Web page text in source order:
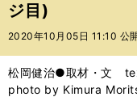
テ
ー
バ
ジ目)
2020年10月05日 11:10 公
松岡健治●取材・文
photo by Kimura